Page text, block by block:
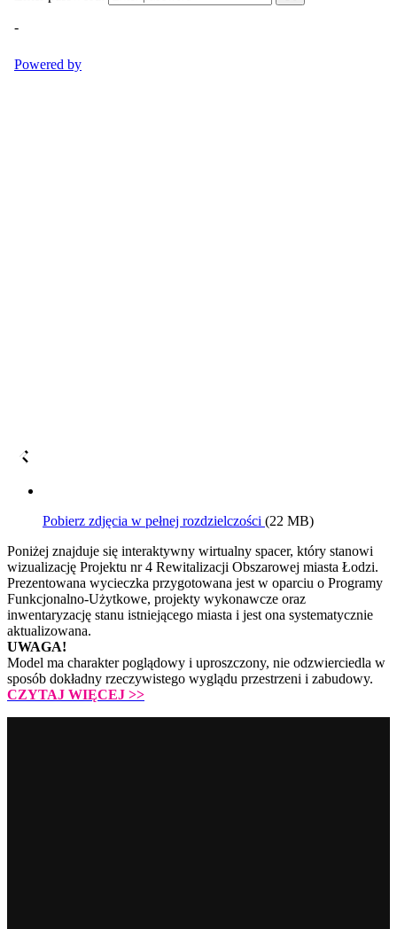
Pobierz zdjęcia w pełnej rozdzielczości (22 MB)
Poniżej znajduje się interaktywny wirtualny spacer, który stanowi
wizualizację Projektu nr 4 Rewitalizacji Obszarowej miasta Łodzi.
Prezentowana wycieczka przygotowana jest w oparciu o Programy
Funkcjonalno-Użytkowe, projekty wykonawcze oraz
inwentaryzację stanu istniejącego miasta i jest ona systematycznie
aktualizowana.
UWAGA!
Model ma charakter poglądowy i uproszczony, nie odzwierciedla w
sposób dokładny rzeczywistego wyglądu przestrzeni i zabudowy.
CZYTAJ WIĘCEJ >>